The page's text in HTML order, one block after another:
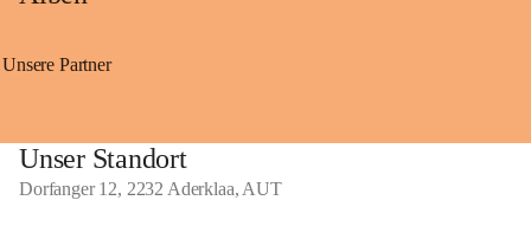
Unsere Partner
Unser Standort
Dorfanger 12, 2232 Aderklaa, AUT